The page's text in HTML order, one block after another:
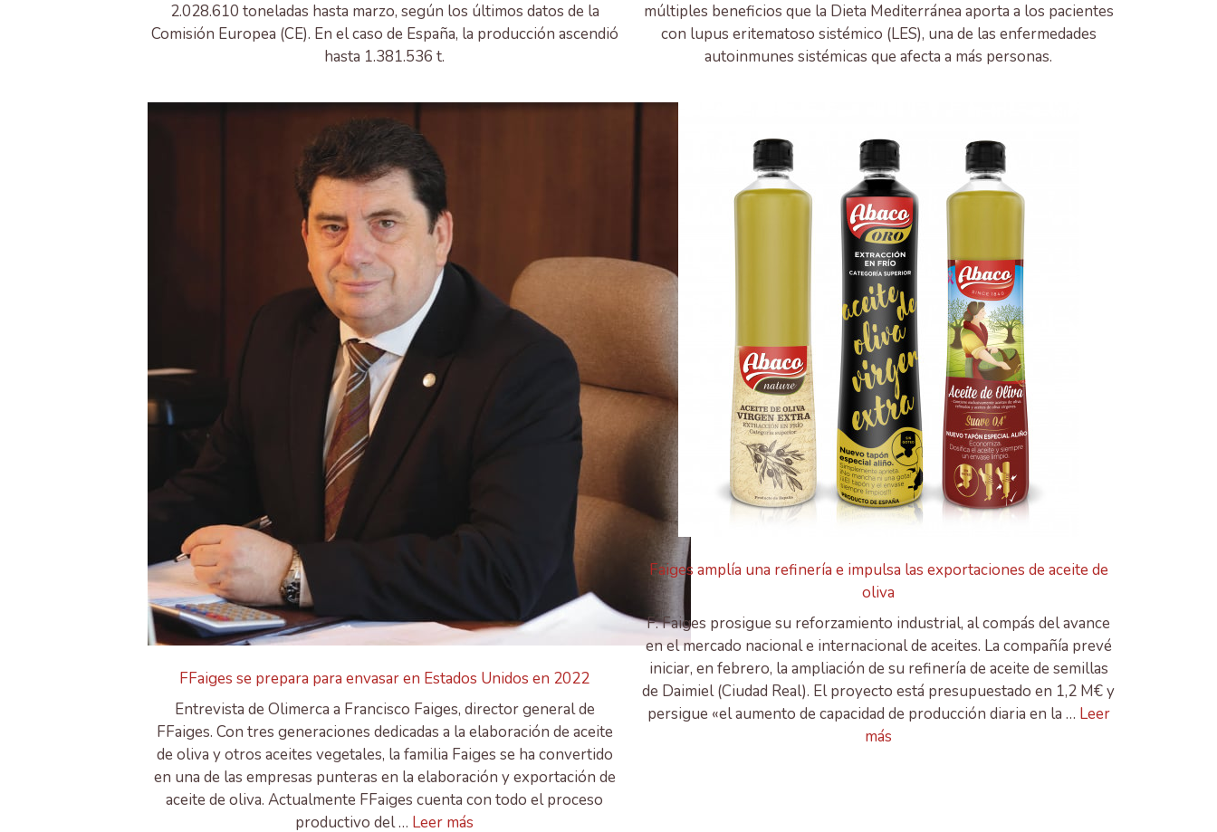
2.028.610 toneladas hasta marzo, según los últimos datos de la
Comisión Europea (CE). En el caso de España, la producción ascendió
hasta 1.381.536 t.
múltiples beneficios que la Dieta Mediterránea aporta a los pacientes
con lupus eritematoso sistémico (LES), una de las enfermedades
autoinmunes sistémicas que afecta a más personas.
FFaiges se prepara para envasar en Estados Unidos en 2022
Entrevista de Olimerca a Francisco Faiges, director general de
FFaiges. Con tres generaciones dedicadas a la elaboración de aceite
de oliva y otros aceites vegetales, la familia Faiges se ha convertido
en una de las empresas punteras en la elaboración y exportación de
aceite de oliva. Actualmente FFaiges cuenta con todo el proceso
productivo del … Leer más
Faiges amplía una refinería e impulsa las exportaciones de aceite de
oliva
F. Faiges prosigue su reforzamiento industrial, al compás del avance
en el mercado nacional e internacional de aceites. La compañía prevé
iniciar, en febrero, la ampliación de su refinería de aceite de semillas
de Daimiel (Ciudad Real). El proyecto está presupuestado en 1,2 M€ y
persigue «el aumento de capacidad de producción diaria en la … Leer
más